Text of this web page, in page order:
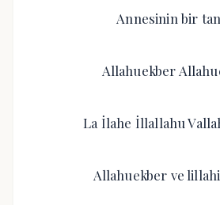
Annesinin bir
Allahuekber
La İlahe İllallahu
Allahuekber ve